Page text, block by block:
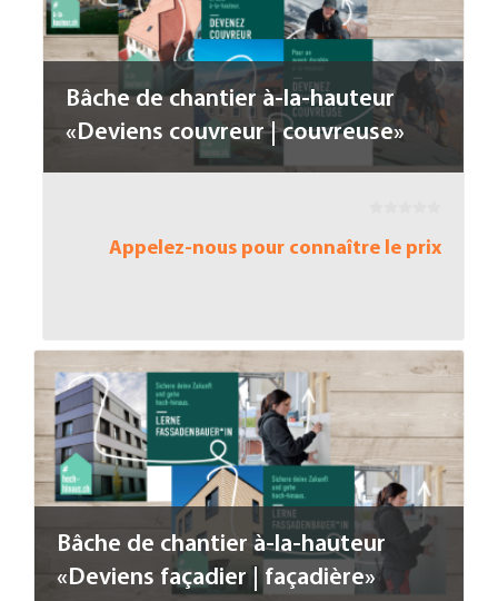
Bâche de chantier à-la-hauteur
«Deviens couvreur | couvreuse»
Appelez-nous pour connaître le prix
Bâche de chantier à-la-hauteur
«Deviens façadier | façadière»